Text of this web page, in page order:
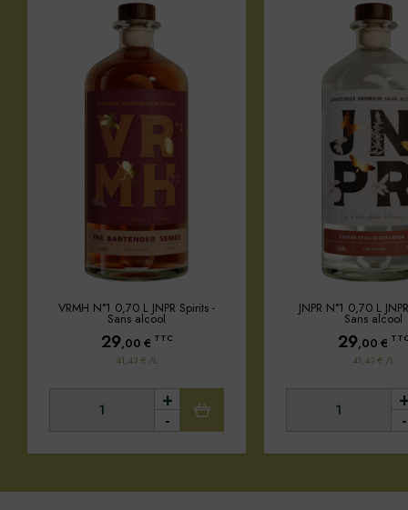
VRMH N°1 0,70 L JNPR Spirits -
Sans alcool
29,00 € TTC
41,43 € /L
-
+
JNPR N°1 0,70 L
Sans alcool
29,00 €
41,43 € /L
-